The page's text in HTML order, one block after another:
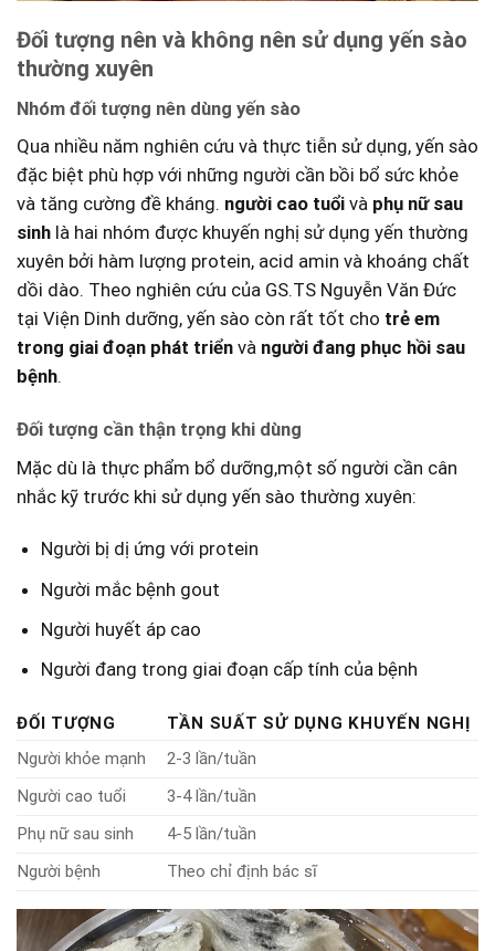
Đối tượng nên và⁤ không nên​ sử dụng ​yến sào
thường xuyên
Nhóm⁢ đối tượng ‍nên dùng yến sào
Qua nhiều năm ⁢nghiên⁤ cứu và thực tiễn sử⁣ dụng, yến sào‍
đặc biệt ‌phù ‌hợp với những người cần bồi bổ⁣ sức ‍khỏe
và‍ tăng‍ cường đề⁣ kháng.⁤ người cao tuổi và phụ ​nữ⁤ sau​
sinh ‍là hai nhóm được khuyến nghị sử dụng yến thường
xuyên bởi hàm lượng protein, acid amin và khoáng chất
dồi dào. Theo nghiên cứu của GS.TS Nguyễn Văn Đức
‍tại Viện ‌Dinh ⁤dưỡng, yến sào còn rất ​tốt cho trẻ em
trong giai đoạn phát triển và người ⁣đang phục hồi sau
bệnh.
Đối‌ tượng cần thận‌ trọng khi⁣ dùng
Mặc dù⁣ là⁤ thực phẩm bổ dưỡng,một⁢ số người cần cân
⁤nhắc kỹ ⁢trước khi sử‍ dụng ⁢yến sào thường xuyên:
Người bị dị ⁢ứng với protein
Người mắc bệnh gout
Người huyết áp cao
Người đang trong giai đoạn ⁤cấp tính của bệnh
ĐỐI TƯỢNG
TẦN SUẤT ‌SỬ DỤNG KHUYẾN NGHỊ
Người khỏe ‌mạnh
2-3 lần/tuần
Người cao tuổi
3-4 lần/tuần
Phụ nữ sau sinh
4-5 lần/tuần
Người ⁣bệnh
Theo chỉ định bác⁤ sĩ